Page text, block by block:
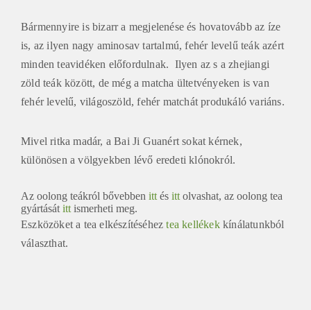
Bármennyire is bizarr a megjelenése és hovatovább az íze
is, az ilyen nagy aminosav tartalmú, fehér levelű teák azért
minden teavidéken előfordulnak. Ilyen az s a zhejiangi
zöld teák között, de még a matcha ültetvényeken is van
fehér levelű, világoszöld, fehér matchát produkáló variáns.
Mivel ritka madár, a Bai Ji Guanért sokat kérnek,
különösen a völgyekben lévő eredeti klónokról.
Az oolong teákról bővebben itt és itt olvashat, az oolong tea
gyártását itt ismerheti meg.
Eszközöket a tea elkészítéséhez tea kellékek kínálatunkból
választhat.